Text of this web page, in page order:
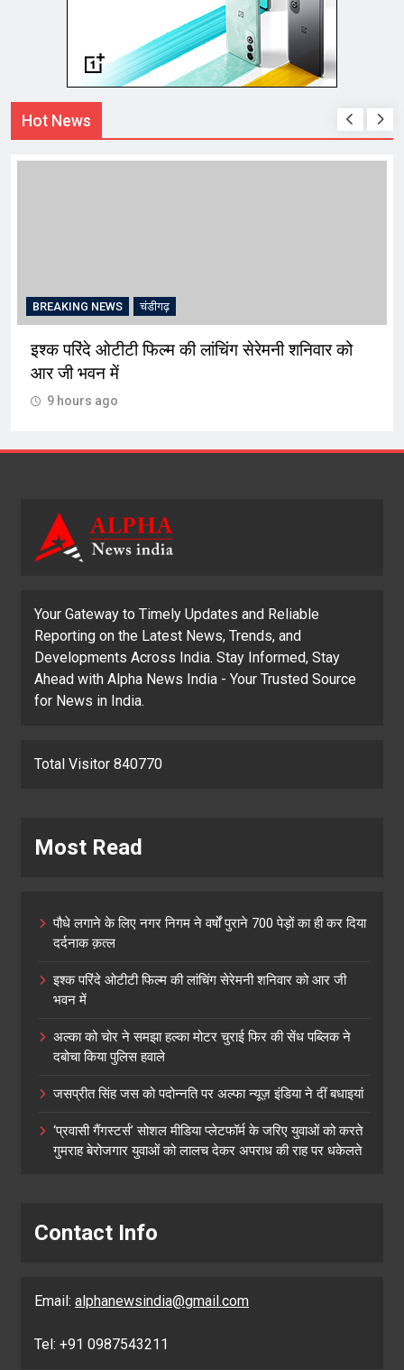
Hot News
BREAKING NEWS चंडीगढ़
इश्क परिंदे ओटीटी फिल्म की लांचिंग सेरेमनी शनिवार को
आर जी भवन में
9 hours ago
Your Gateway to Timely Updates and Reliable
Reporting on the Latest News, Trends, and
Developments Across India. Stay Informed, Stay
Ahead with Alpha News India - Your Trusted Source
for News in India.
Total Visitor 840770
Most Read
पौधे लगाने के लिए नगर निगम ने वर्षों पुराने 700 पेड़ों का ही कर दिया
दर्दनाक क़त्ल
इश्क परिंदे ओटीटी फिल्म की लांचिंग सेरेमनी शनिवार को आर जी
भवन में
अल्का को चोर ने समझा हल्का मोटर चुराई फिर की सेंध पब्लिक ने
दबोचा किया पुलिस हवाले
जसप्रीत सिंह जस को पदोन्नति पर अल्फा न्यूज़ इंडिया ने दीं बधाइयां
‘प्रवासी गैंगस्टर्स’ सोशल मीडिया प्लेटफॉर्म के जरिए युवाओं को करते
गुमराह बेरोजगार युवाओं को लालच देकर अपराध की राह पर धकेलते
Contact Info
Email: alphanewsindia@gmail.com
Tel: +91 0987543211